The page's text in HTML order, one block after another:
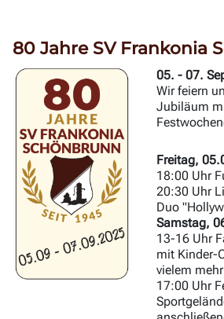
80 Jahre SV Frankonia
05. - 07.
Wir feiern
Jubiläum
Freitag,
18:00 Uhr
20:30 Uhr
Duo
Samstag,
13-16 Uhr
mit Kinder-
vielem mehr
17:00 Uhr